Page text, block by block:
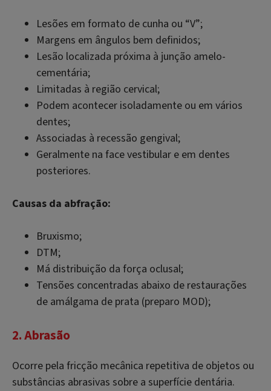
Lesões em formato de cunha ou “V”;
Margens em ângulos bem definidos;
Lesão localizada próxima à junção amelo-
cementária;
Limitadas à região cervical;
Podem acontecer isoladamente ou em vários
dentes;
Associadas à recessão gengival;
Geralmente na face vestibular e em dentes
posteriores.
Causas da abfração:
Bruxismo;
DTM;
Má distribuição da força oclusal;
Tensões concentradas abaixo de restaurações
de amálgama de prata (preparo MOD);
2. Abrasão
Ocorre pela fricção mecânica repetitiva de objetos ou
substâncias abrasivas sobre a superfície dentária.